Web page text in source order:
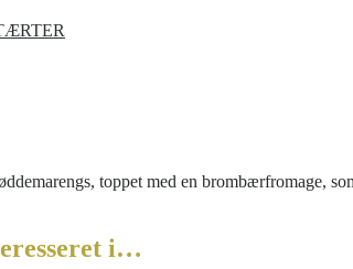
toppet med en brombærfromage,
i…